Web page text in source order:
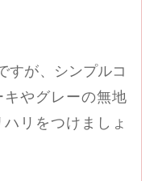
すが、シンプルコ
やグレーの無地
リをつけましょ